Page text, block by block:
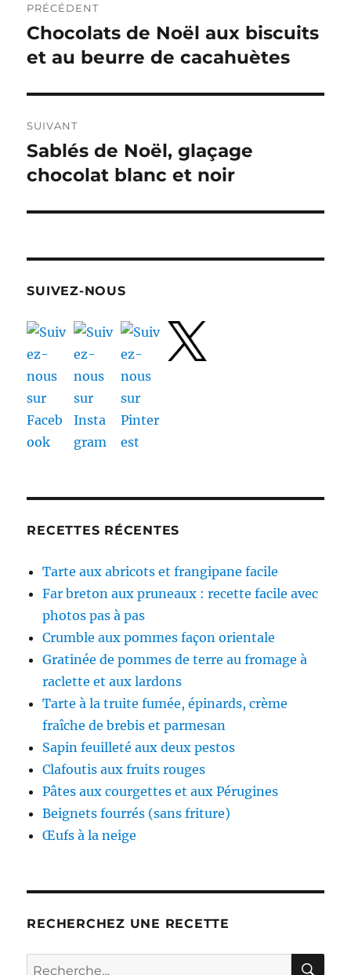
de
l’article
PRÉCÉDENT
Publication
précédente :
Chocolats de Noël aux biscuits
et au beurre de cacahuètes
SUIVANT
Publication
suivante :
Sablés de Noël, glaçage
chocolat blanc et noir
SUIVEZ-NOUS
RECETTES RÉCENTES
Tarte aux abricots et frangipane facile
Far breton aux pruneaux : recette facile avec
photos pas à pas
Crumble aux pommes façon orientale
Gratinée de pommes de terre au fromage à
raclette et aux lardons
Tarte à la truite fumée, épinards, crème
fraîche de brebis et parmesan
Sapin feuilleté aux deux pestos
Clafoutis aux fruits rouges
Pâtes aux courgettes et aux Pérugines
Beignets fourrés (sans friture)
Œufs à la neige
RECHERCHEZ UNE RECETTE
Recherche